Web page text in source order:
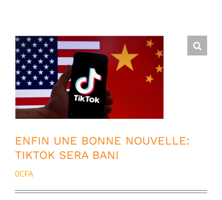
ENFIN UNE BONNE NOUVELLE:
TIKTOK SERA BANI
0CFA